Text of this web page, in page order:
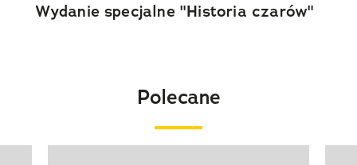
Wydanie specjalne "Historia czarów"
Polecane